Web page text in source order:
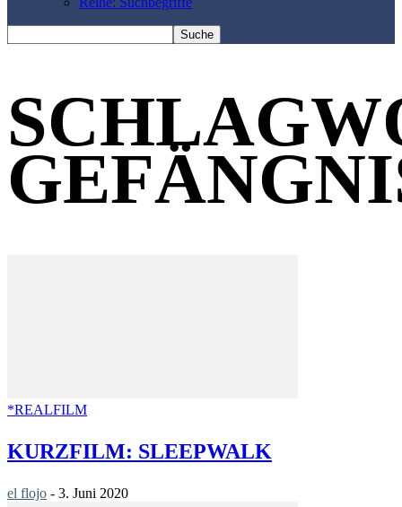
*REALFILM
KURZFILM: SLEEPWALK
el flojo - 3. Juni 2020